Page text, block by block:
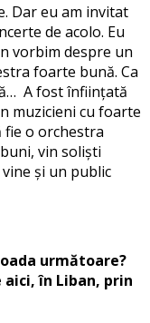
Dar eu am invitat
de acolo. Eu
vorbim despre un
foarte bună. Ca
A fost înființată
muzicieni cu foarte
fie o orchestra
vin soliști
și un public
următoare?
aici, în Liban, prin